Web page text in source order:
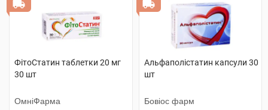
ФітоСтатин таблетки 20 мг
30 шт
ОмніФарма
Альфаполістатин капсули 30
шт
Бовіос фарм